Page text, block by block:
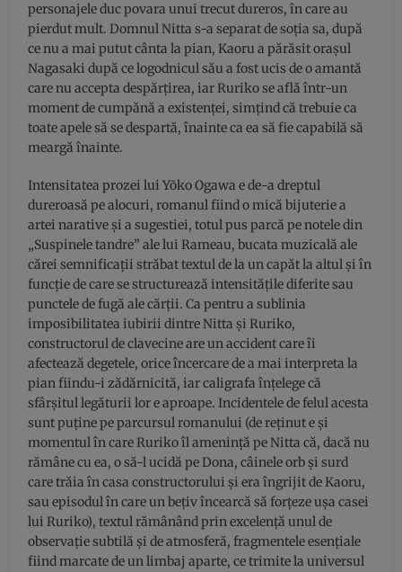
personajele duc povara unui trecut dureros, în care au
pierdut mult. Domnul Nitta s-a separat de soția sa, după
ce nu a mai putut cânta la pian, Kaoru a părăsit orașul
Nagasaki după ce logodnicul său a fost ucis de o amantă
care nu accepta despărțirea, iar Ruriko se află într-un
moment de cumpănă a existenței, simțind că trebuie ca
toate apele să se despartă, înainte ca ea să fie capabilă să
meargă înainte.
Intensitatea prozei lui Yōko Ogawa e de-a dreptul
dureroasă pe alocuri, romanul fiind o mică bijuterie a
artei narative și a sugestiei, totul pus parcă pe notele din
„Suspinele tandre” ale lui Rameau, bucata muzicală ale
cărei semnificații străbat textul de la un capăt la altul și în
funcție de care se structurează intensitățile diferite sau
punctele de fugă ale cărții. Ca pentru a sublinia
imposibilitatea iubirii dintre Nitta și Ruriko,
constructorul de clavecine are un accident care îi
afectează degetele, orice încercare de a mai interpreta la
pian fiindu-i zădărnicită, iar caligrafa înțelege că
sfârșitul legăturii lor e aproape. Incidentele de felul acesta
sunt puține pe parcursul romanului (de reținut e și
momentul în care Ruriko îl amenință pe Nitta că, dacă nu
rămâne cu ea, o să-l ucidă pe Dona, câinele orb și surd
care trăia în casa constructorului și era îngrijit de Kaoru,
sau episodul în care un bețiv încearcă să forțeze ușa casei
lui Ruriko), textul rămânând prin excelență unul de
observație subtilă și de atmosferă, fragmentele esențiale
fiind marcate de un limbaj aparte, ce trimite la universul